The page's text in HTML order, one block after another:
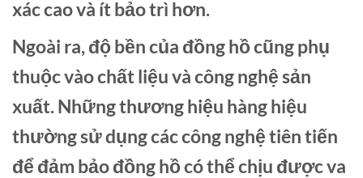
xác cao và ít bảo trì hơn.
Ngoài ra, độ bền của đồng hồ cũng phụ
thuộc vào chất liệu và công nghệ sản
xuất. Những thương hiệu hàng hiệu
thường sử dụng các công nghệ tiên tiến
để đảm bảo đồng hồ có thể chịu được va